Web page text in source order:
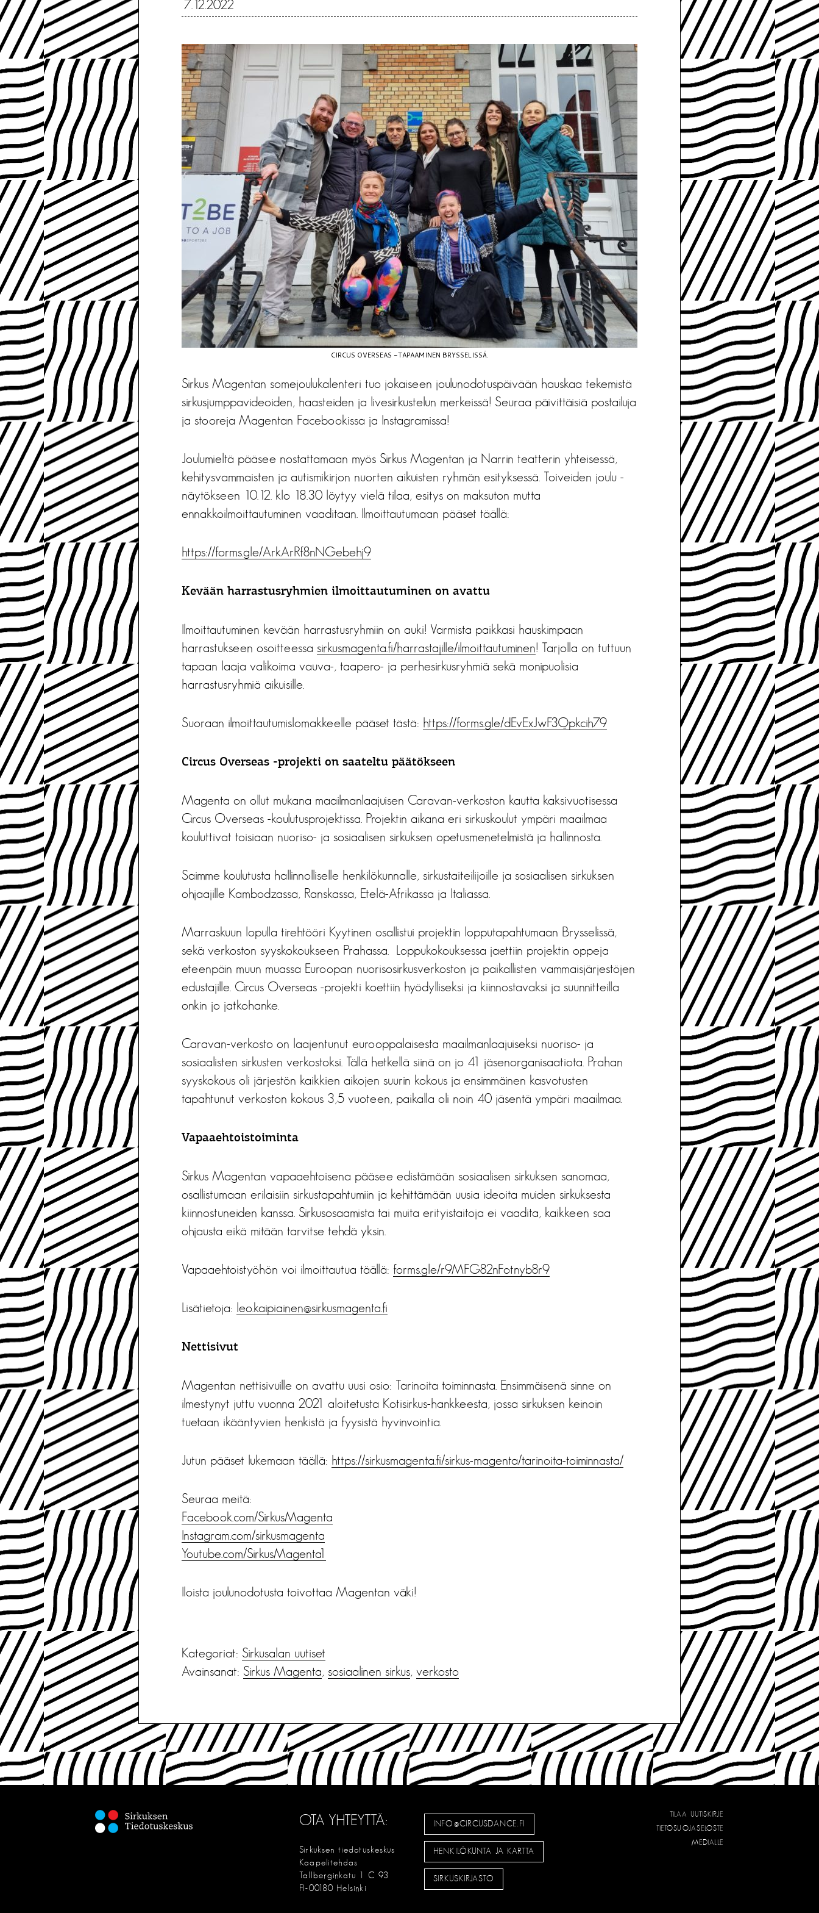
7.12.2022
CIRCUS OVERSEAS -TAPAAMINEN BRYSSELISSÄ.
Sirkus Magentan somejoulukalenteri tuo jokaiseen joulunodotuspäivään hauskaa tekemistä
sirkusjumppavideoiden, haasteiden ja livesirkustelun merkeissä! Seuraa päivittäisiä postailuja
ja stooreja Magentan Facebookissa ja Instagramissa!
Joulumieltä pääsee nostattamaan myös Sirkus Magentan ja Narrin teatterin yhteisessä,
kehitysvammaisten ja autismikirjon nuorten aikuisten ryhmän esityksessä. Toiveiden joulu -
näytökseen 10.12. klo 18.30 löytyy vielä tilaa, esitys on maksuton mutta
ennakkoilmoittautuminen vaaditaan. Ilmoittautumaan pääset täällä:
https://forms.gle/ArkArRf8nNGebehj9
Kevään harrastusryhmien ilmoittautuminen on avattu
Ilmoittautuminen kevään harrastusryhmiin on auki! Varmista paikkasi hauskimpaan
harrastukseen osoitteessa sirkusmagenta.fi/harrastajille/ilmoittautuminen! Tarjolla on tuttuun
tapaan laaja valikoima vauva-, taapero- ja perhesirkusryhmiä sekä monipuolisia
harrastusryhmiä aikuisille.
Suoraan ilmoittautumislomakkeelle pääset tästä: https://forms.gle/dEvExJwF3Qpkcih79
Circus Overseas -projekti on saateltu päätökseen
Magenta on ollut mukana maailmanlaajuisen Caravan-verkoston kautta kaksivuotisessa
Circus Overseas -koulutusprojektissa. Projektin aikana eri sirkuskoulut ympäri maailmaa
kouluttivat toisiaan nuoriso- ja sosiaalisen sirkuksen opetusmenetelmistä ja hallinnosta.
Saimme koulutusta hallinnolliselle henkilökunnalle, sirkustaiteilijoille ja sosiaalisen sirkuksen
ohjaajille Kambodzassa, Ranskassa, Etelä-Afrikassa ja Italiassa.
Marraskuun lopulla tirehtööri Kyytinen osallistui projektin lopputapahtumaan Brysselissä,
sekä verkoston syyskokoukseen Prahassa. Loppukokouksessa jaettiin projektin oppeja
eteenpäin muun muassa Euroopan nuorisosirkusverkoston ja paikallisten vammaisjärjestöjen
edustajille. Circus Overseas -projekti koettiin hyödylliseksi ja kiinnostavaksi ja suunnitteilla
onkin jo jatkohanke.
Caravan-verkosto on laajentunut eurooppalaisesta maailmanlaajuiseksi nuoriso- ja
sosiaalisten sirkusten verkostoksi. Tällä hetkellä siinä on jo 41 jäsenorganisaatiota. Prahan
syyskokous oli järjestön kaikkien aikojen suurin kokous ja ensimmäinen kasvotusten
tapahtunut verkoston kokous 3,5 vuoteen, paikalla oli noin 40 jäsentä ympäri maailmaa.
Vapaaehtoistoiminta
Sirkus Magentan vapaaehtoisena pääsee edistämään sosiaalisen sirkuksen sanomaa,
osallistumaan erilaisiin sirkustapahtumiin ja kehittämään uusia ideoita muiden sirkuksesta
kiinnostuneiden kanssa. Sirkusosaamista tai muita erityistaitoja ei vaadita, kaikkeen saa
ohjausta eikä mitään tarvitse tehdä yksin.
Vapaaehtoistyöhön voi ilmoittautua täällä: forms.gle/r9MFG82nFotnyb8r9
Lisätietoja: leo.kaipiainen@sirkusmagenta.fi
Nettisivut
Magentan nettisivuille on avattu uusi osio: Tarinoita toiminnasta. Ensimmäisenä sinne on
ilmestynyt juttu vuonna 2021 aloitetusta Kotisirkus-hankkeesta, jossa sirkuksen keinoin
tuetaan ikääntyvien henkistä ja fyysistä hyvinvointia.
Jutun pääset lukemaan täällä: https://sirkusmagenta.fi/sirkus-magenta/tarinoita-toiminnasta/
Seuraa meitä:
Facebook.com/SirkusMagenta
Instagram.com/sirkusmagenta
Youtube.com/SirkusMagenta1
Iloista joulunodotusta toivottaa Magentan väki!
Kategoriat: Sirkusalan uutiset
Avainsanat: Sirkus Magenta, sosiaalinen sirkus, verkosto
OTA YHTEYTTÄ:
Sirkuksen tiedotuskeskus
Kaapelitehdas
Tallberginkatu 1 C 93
FI-00180 Helsinki
INFO@CIRCUSDANCE.FI
HENKILÖKUNTA JA KARTTA
SIRKUSKIRJASTO
TILAA UUTISKIRJE
TIETOSUOJASELOSTE
MEDIALLE